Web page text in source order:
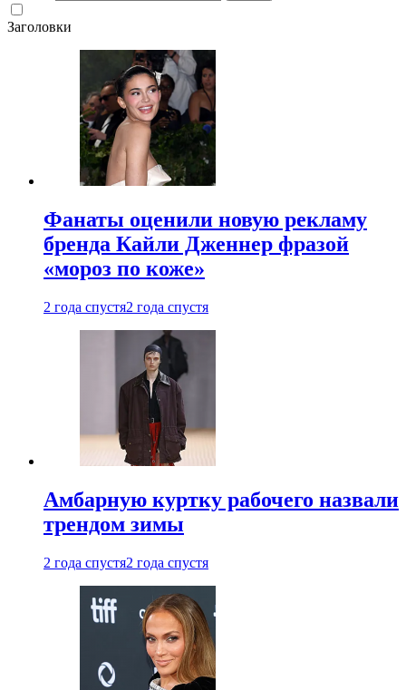
Заголовки
Фанаты оценили новую рекламу
бренда Кайли Дженнер фразой
«мороз по коже»
2 года спустя2 года спустя
Амбарную куртку рабочего назвали
трендом зимы
2 года спустя2 года спустя